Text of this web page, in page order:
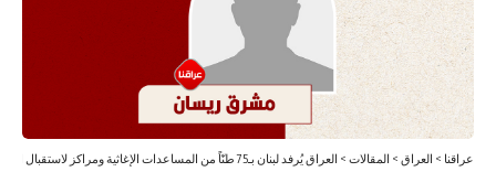
عراقنا > العراق > المقالات > العراق يُرفد لبنان بـ75 طنّاً من المساعدات الإغاثية ومراكز لاستقبال النازحين عند الحدود